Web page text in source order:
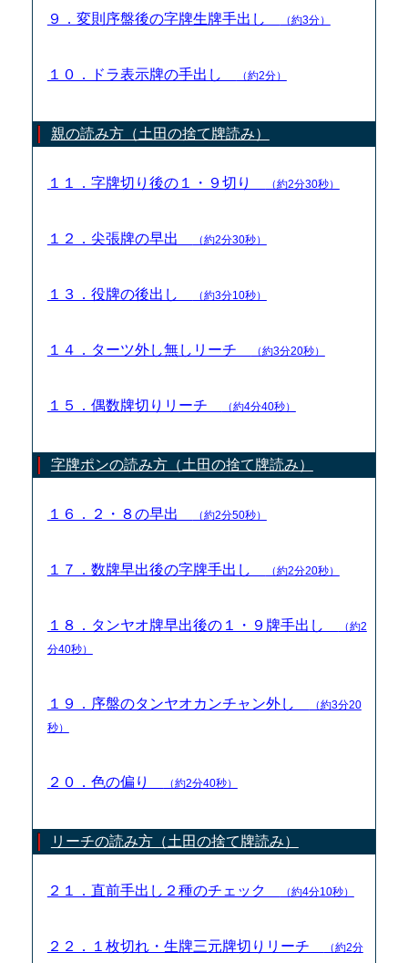
９．変則序盤後の字牌生牌手出し （約3分）
１０．ドラ表示牌の手出し （約2分）
親の読み方（土田の捨て牌読み）
１１．字牌切り後の１・９切り （約2分30秒）
１２．尖張牌の早出 （約2分30秒）
１３．役牌の後出し （約3分10秒）
１４．ターツ外し無しリーチ （約3分20秒）
１５．偶数牌切りリーチ （約4分40秒）
字牌ポンの読み方（土田の捨て牌読み）
１６．２・８の早出 （約2分50秒）
１７．数牌早出後の字牌手出し （約2分20秒）
１８．タンヤオ牌早出後の１・９牌手出し
（約2
分40秒）
１９．序盤のタンヤオカンチャン外し
（約3分20
秒）
２０．色の偏り （約2分40秒）
リーチの読み方（土田の捨て牌読み）
２１．直前手出し２種のチェック （約4分10秒）
２２．１枚切れ・生牌三元牌切りリーチ （約2分